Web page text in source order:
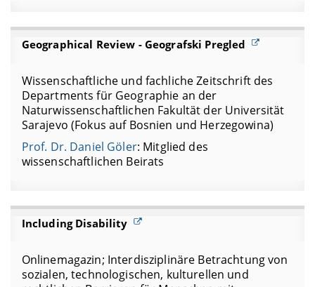
Geographical Review - Geografski Pregled
Wissenschaftliche und fachliche Zeitschrift des
Departments für Geographie an der
Naturwissenschaftlichen Fakultät der Universität
Sarajevo (Fokus auf Bosnien und Herzegowina)
Prof. Dr. Daniel Göler: Mitglied des
wissenschaftlichen Beirats
Including Disability
Onlinemagazin; Interdisziplinäre Betrachtung von
sozialen, technologischen, kulturellen und